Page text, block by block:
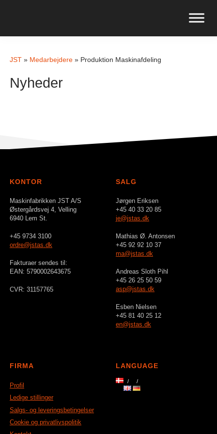
JST » Medarbejdere » Produktion Maskinafdeling
Nyheder
KONTOR
Maskinfabrikken JST A/S
Østergårdsvej 4, Velling
6940 Lem St.
+45 9734 3100
ordre@jstas.dk
Fakturaer sendes til:
EAN: 5790002643675
CVR: 31157765
SALG
Jørgen Eriksen
+45 40 33 20 85
je@jstas.dk
Mathias Ø. Antonsen
+45 92 92 10 37
ma@jstas.dk
Andreas Sloth Pihl
+45 26 25 50 59
asp@jstas.dk
Esben Nielsen
+45 81 40 25 12
en@jstas.dk
FIRMA
Profil
Ledige stillinger
Salgs- og leveringsbetingelser
Cookie og privatlivspolitik
LANGUAGE